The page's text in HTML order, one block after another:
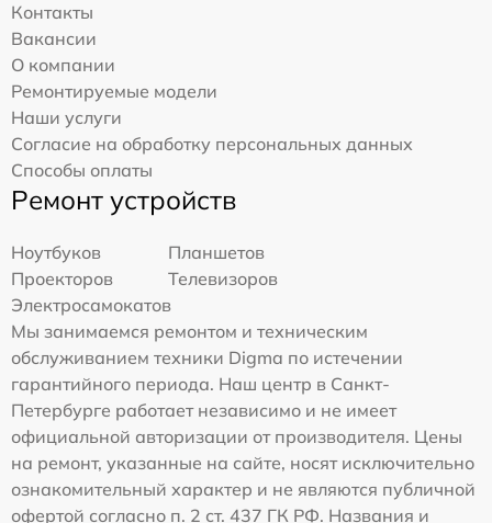
Контакты
Вакансии
О компании
Ремонтируемые модели
Наши услуги
Согласие на обработку персональных данных
Способы оплаты
Ремонт устройств
Ноутбуков
Планшетов
Проекторов
Телевизоров
Электросамокатов
Мы занимаемся ремонтом и техническим
обслуживанием техники Digma по истечении
гарантийного периода. Наш центр в Санкт-
Петербурге работает независимо и не имеет
официальной авторизации от производителя. Цены
на ремонт, указанные на сайте, носят исключительно
ознакомительный характер и не являются публичной
офертой согласно п. 2 ст. 437 ГК РФ. Названия и